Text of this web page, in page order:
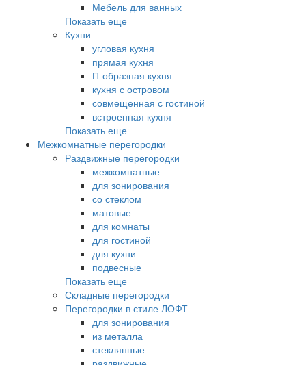
Мебель для ванных
Показать еще
Кухни
угловая кухня
прямая кухня
П-образная кухня
кухня с островом
совмещенная с гостиной
встроенная кухня
Показать еще
Межкомнатные перегородки
Раздвижные перегородки
межкомнатные
для зонирования
со стеклом
матовые
для комнаты
для гостиной
для кухни
подвесные
Показать еще
Складные перегородки
Перегородки в стиле ЛОФТ
для зонирования
из металла
стеклянные